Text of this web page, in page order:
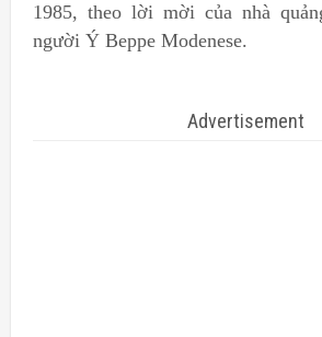
1985, theo lời mời của nhà
người Ý Beppe Modenese.
Advertisement